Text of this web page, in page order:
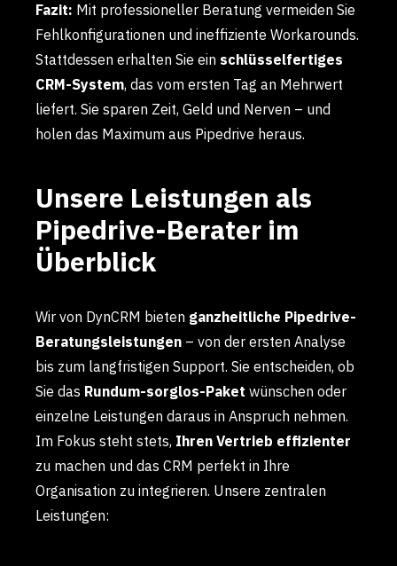
Fazit: Mit professioneller Beratung vermeiden Sie
Fehlkonfigurationen und ineffiziente Workarounds.
Stattdessen erhalten Sie ein schlüsselfertiges
CRM-System, das vom ersten Tag an Mehrwert
liefert. Sie sparen Zeit, Geld und Nerven – und
holen das Maximum aus Pipedrive heraus.
Unsere Leistungen als
Pipedrive-Berater im
Überblick
Wir von DynCRM bieten ganzheitliche Pipedrive-
Beratungsleistungen – von der ersten Analyse
bis zum langfristigen Support. Sie entscheiden, ob
Sie das Rundum-sorglos-Paket wünschen oder
einzelne Leistungen daraus in Anspruch nehmen.
Im Fokus steht stets, Ihren Vertrieb effizienter
zu machen und das CRM perfekt in Ihre
Organisation zu integrieren. Unsere zentralen
Leistungen: